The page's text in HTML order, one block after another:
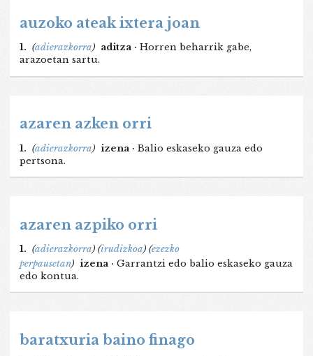
auzoko ateak ixtera joan
1. (adierazkorra) aditza · Horren beharrik gabe,
arazoetan sartu.
azaren azken orri
1. (adierazkorra) izena · Balio eskaseko gauza edo
pertsona.
azaren azpiko orri
1. (adierazkorra) (irudizkoa) (ezezko
perpausetan) izena · Garrantzi edo balio eskaseko gauza
edo kontua.
baratxuria baino finago